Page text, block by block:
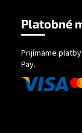
Platobné
Prijímame
Pay.